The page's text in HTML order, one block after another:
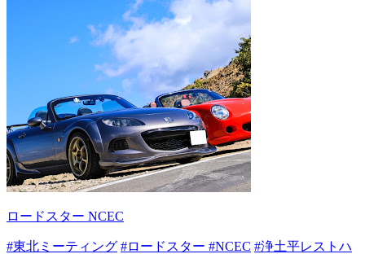
ロードスター NCEC
#東北ミーティング #ロードスター #NCEC #浄土平レストハ